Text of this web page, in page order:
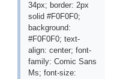
34px; border: 2px
solid #F0F0F0;
background:
#F0F0F0; text-
align: center; font-
family: Comic Sans
Ms; font-size: